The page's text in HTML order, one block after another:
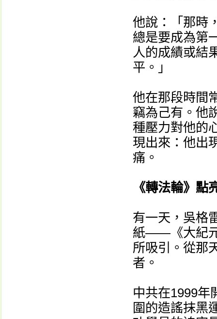
他說：「那時
總是要成為第
人的成績或結
平。」
他在那段時間
竊為己有。他
種壓力對他的
現出來：他出
痛。
《轉法輪》點
有一天，吳格
紙——《大紀
所吸引。從那
者。
中共在1999年
圍的造謠抹黑